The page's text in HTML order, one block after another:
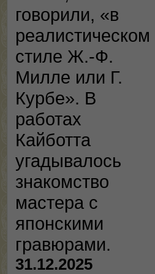
говорили, «в
реалистическом
стиле Ж.-Ф.
Милле или Г.
Курбе». В
работах
Кайботта
угадывалось
знакомство
мастера с
японскими
гравюрами.
31.12.2025